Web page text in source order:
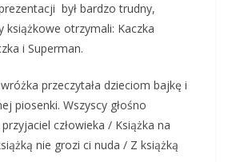
był bardzo trudny,
książkowe otrzymali: Kaczka
i Superman.
przeczytała dzieciom bajkę i
piosenki. Wszyscy głośno
człowieka / Książka na
nie grozi ci nuda / Z książką